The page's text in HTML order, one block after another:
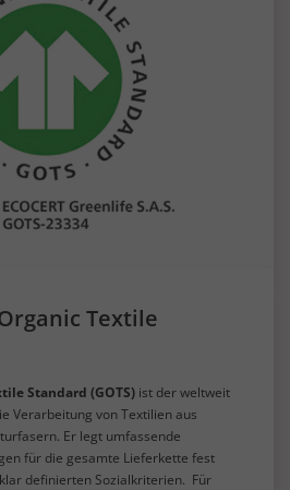
Textile
Standard (GOTS) ist der weltweit
Verarbeitung von Textilien aus
Er legt umfassende
für die gesamte Lieferkette fest
definierten Sozialkriterien. Für